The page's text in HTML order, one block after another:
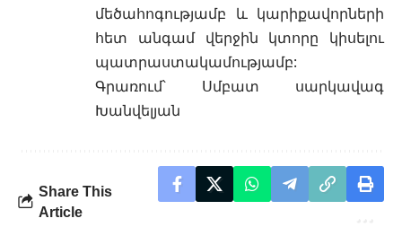
մեծահոգությամբ և կարիքավորների
հետ անգամ վերջին կտորը կիսելու
պատրաստակամությամբ:
Գրառում՝ Սմբատ սարկավագ
Խանվելյան
Share This
Article